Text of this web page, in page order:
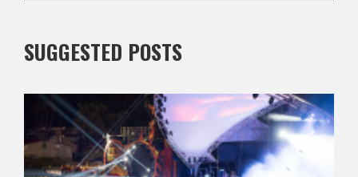
SUGGESTED POSTS